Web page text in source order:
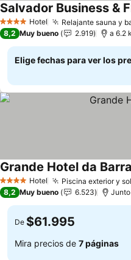
4 EstrellasHotel Relajante sauna y
Salvador Business &
8,2 Muy bueno 2.919 a 6.2
Elige fechas para ver los
4 EstrellasHotel Piscina exterior y
Grande Hotel da Barra
8,2 Muy bueno 6.523
De $61.995
Mira precios de 7 páginas